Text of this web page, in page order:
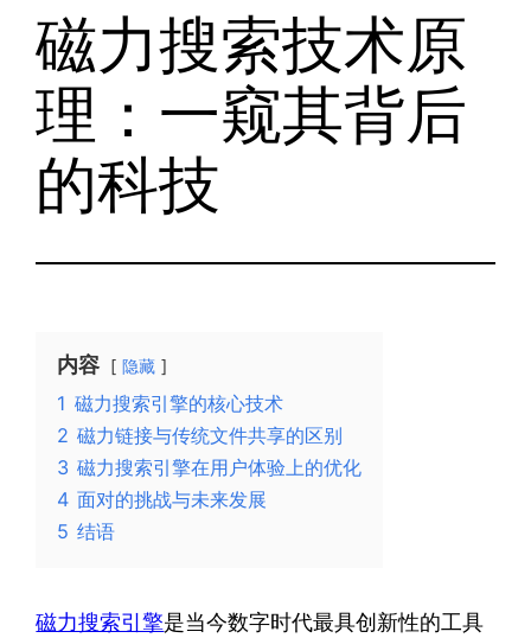
磁力搜索技术原
理：一窥其背后
的科技
内容 隐藏
1 磁力搜索引擎的核心技术
2 磁力链接与传统文件共享的区别
3 磁力搜索引擎在用户体验上的优化
4 面对的挑战与未来发展
5 结语
磁力搜索引擎是当今数字时代最具创新性的工具